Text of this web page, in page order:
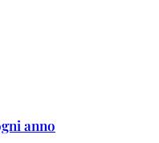
anno